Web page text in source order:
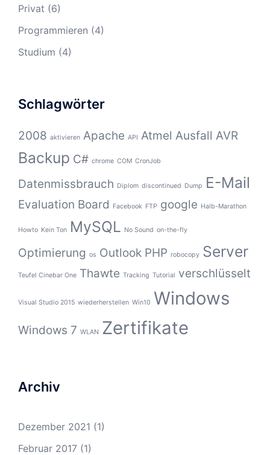
Privat (6)
Programmieren (4)
Studium (4)
Schlagwörter
2008 aktivieren Apache API Atmel Ausfall AVR
Backup C# chrome COM CronJob
Datenmissbrauch Diplom discontinued Dump E-Mail
Evaluation Board Facebook FTP google Halb-Marathon
Howto Kein Ton MySQL No Sound on-the-fly
Optimierung os Outlook PHP robocopy Server
Teufel Cinebar One Thawte Tracking Tutorial verschlüsselt
Visual Studio 2015 wiederherstellen Win10 Windows
Windows 7 WLAN Zertifikate
Archiv
Dezember 2021 (1)
Februar 2017 (1)